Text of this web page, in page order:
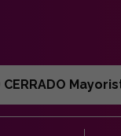
CERRADO